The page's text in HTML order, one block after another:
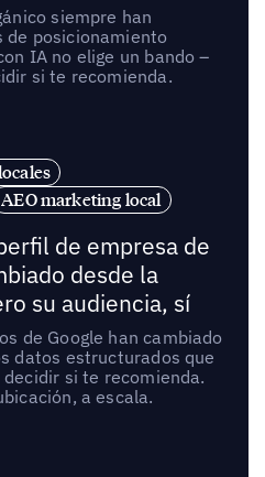
siempre han
de posicionamiento
IA no elige un bando –
si te recomienda.
AEO marketing local
de empresa de
desde la
su audiencia, sí
de Google han cambiado
datos estructurados que
si te recomienda.
a escala.